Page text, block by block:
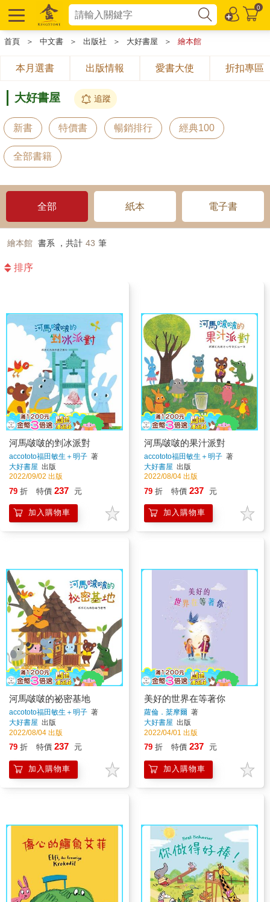
0
首頁 ＞ 中文書 ＞ 出版社 ＞ 大好書屋 ＞ 繪本館
本月選書 出版情報 愛書大使 折扣專區
大好書屋 追蹤
新書 特價書 暢銷排行 經典100
全部書籍
全部 紙本 電子書
繪本館 書系 ，共計 43 筆
排序
河馬啵啵的剉冰派對
accototo福田敏生＋明子 著
大好書屋 出版
2022/09/02 出版
79 折 特價 237 元
加入購物車
河馬啵啵的果汁派對
accototo福田敏生＋明子 著
大好書屋 出版
2022/08/04 出版
79 折 特價 237 元
加入購物車
河馬啵啵的祕密基地
accototo福田敏生＋明子 著
大好書屋 出版
2022/08/04 出版
79 折 特價 237 元
加入購物車
美好的世界在等著你
蘿倫．棻摩爾 著
大好書屋 出版
2022/04/01 出版
79 折 特價 237 元
加入購物車